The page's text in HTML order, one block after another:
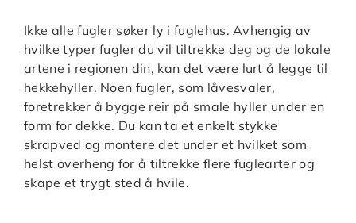
Ikke alle fugler søker ly i fuglehus. Avhengig av
hvilke typer fugler du vil tiltrekke deg og de lokale
artene i regionen din, kan det være lurt å legge til
hekkehyller. Noen fugler, som låvesvaler,
foretrekker å bygge reir på smale hyller under en
form for dekke. Du kan ta et enkelt stykke
skrapved og montere det under et hvilket som
helst overheng for å tiltrekke flere fuglearter og
skape et trygt sted å hvile.